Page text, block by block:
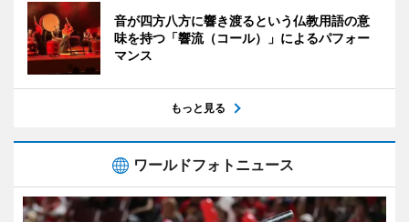
音が四方八方に響き渡るという仏教用語の意
味を持つ「響流（コール）」によるパフォー
マンス
もっと見る
ワールドフォトニュース